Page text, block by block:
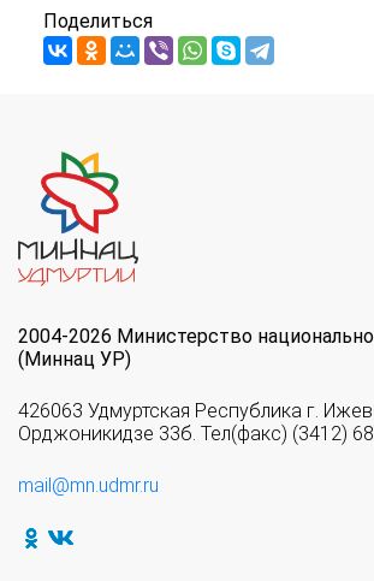
Поделиться
2004-2026 Министерство
(Миннац УР)
426063 Удмуртская Республика г.
Орджоникидзе 33б. Тел(факс) (3412)
mail@mn.udmr.ru